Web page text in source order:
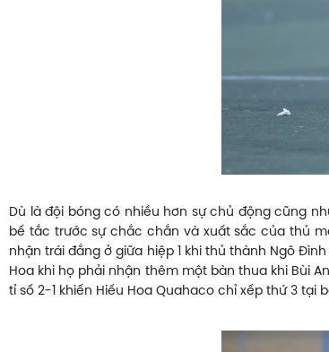
Dù là đội bóng có nhiều hơn sự chủ động cũng
bế tắc trước sự chắc chắn và xuất sắc của thủ
nhận trái đắng ở giữa hiệp 1 khi thủ thành Ngô
Hoa khi họ phải nhận thêm một bàn thua khi Bùi
tỉ số 2-1 khiến Hiếu Hoa Quahaco chỉ xếp thứ 3